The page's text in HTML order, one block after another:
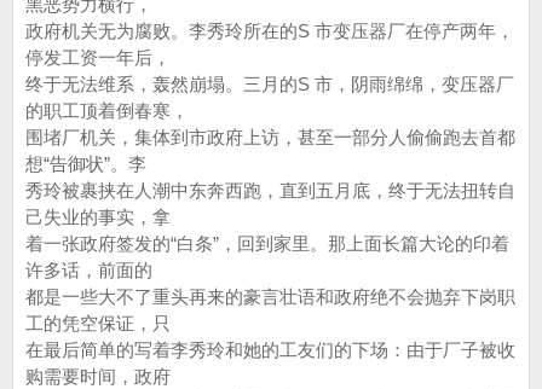
黑恶势力横行，
政府机关无为腐败。李秀玲所在的S 市变压器厂在停产两年，
停发工资一年后，
终于无法维系，轰然崩塌。三月的S 市，阴雨绵绵，变压器厂
的职工顶着倒春寒，
围堵厂机关，集体到市政府上访，甚至一部分人偷偷跑去首都
想“告御状”。李
秀玲被裹挟在人潮中东奔西跑，直到五月底，终于无法扭转自
己失业的事实，拿
着一张政府签发的“白条”，回到家里。那上面长篇大论的印着
许多话，前面的
都是一些大不了重头再来的豪言壮语和政府绝不会抛弃下岗职
工的凭空保证，只
在最后简单的写着李秀玲和她的工友们的下场：由于厂子被收
购需要时间，政府